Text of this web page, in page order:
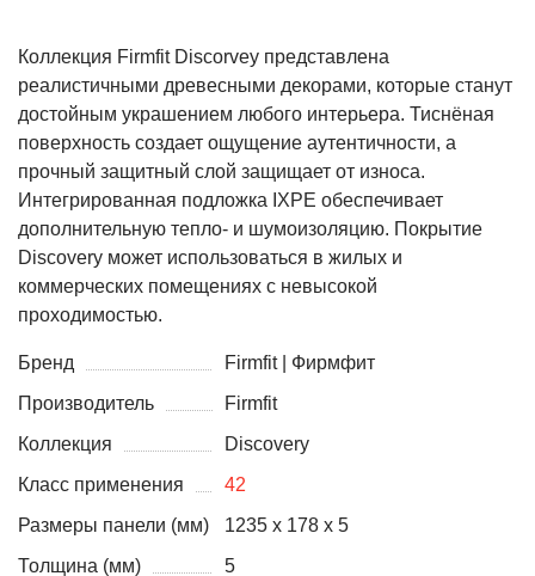
Коллекция Firmfit Discorvey представлена
реалистичными древесными декорами, которые станут
достойным украшением любого интерьера. Тиснёная
поверхность создает ощущение аутентичности, а
прочный защитный слой защищает от износа.
Интегрированная подложка IXPE обеспечивает
дополнительную тепло- и шумоизоляцию. Покрытие
Discovery может использоваться в жилых и
коммерческих помещениях с невысокой
проходимостью.
Бренд
Firmfit | Фирмфит
Производитель
Firmfit
Коллекция
Discovery
Класс применения
42
Размеры панели (мм)
1235 x 178 x 5
Толщина (мм)
5